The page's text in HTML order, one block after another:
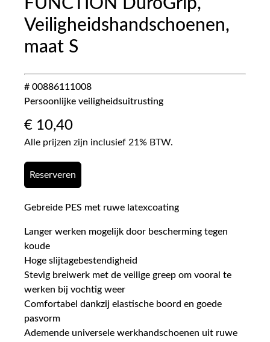
FUNCTION DuroGrip,
Veiligheidshandschoenen,
maat S
# 00886111008
Persoonlijke veiligheidsuitrusting
€ 10,40
Alle prijzen zijn inclusief 21% BTW.
Reserveren
Gebreide PES met ruwe latexcoating
Langer werken mogelijk door bescherming tegen
koude
Hoge slijtagebestendigheid
Stevig breiwerk met de veilige greep om vooral te
werken bij vochtig weer
Comfortabel dankzij elastische boord en goede
pasvorm
Ademende universele werkhandschoenen uit ruwe